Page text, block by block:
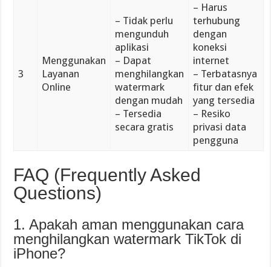
3
Menggunakan
Layanan
Online
– Tidak perlu
mengunduh
aplikasi
– Dapat
menghilangkan
watermark
dengan mudah
– Tersedia
secara gratis
– Harus
terhubung
dengan
koneksi
internet
– Terbatasnya
fitur dan efek
yang tersedia
– Resiko
privasi data
pengguna
FAQ (Frequently Asked
Questions)
1. Apakah aman menggunakan cara
menghilangkan watermark TikTok di
iPhone?